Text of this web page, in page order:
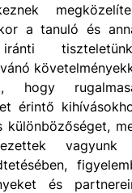
a tanuló és
hogy
érintő
különbözőséget,
és